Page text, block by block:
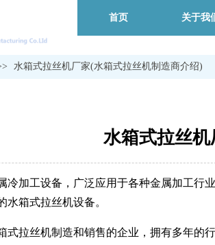
首页 关于我
水箱式拉丝机厂家(水箱式拉丝机制造商介绍)
水箱式拉丝
冷加工设备，广泛应用于各种金属加工
箱式拉丝机设备。
式拉丝机制造和销售的企业，拥有多年的